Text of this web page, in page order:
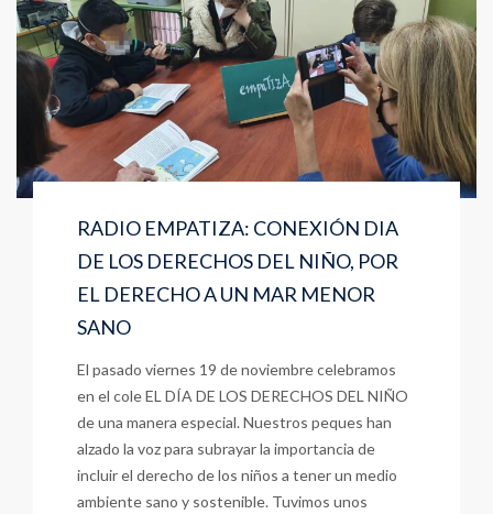
RADIO EMPATIZA: CONEXIÓN DIA
DE LOS DERECHOS DEL NIÑO, POR
EL DERECHO A UN MAR MENOR
SANO
El pasado viernes 19 de noviembre celebramos
en el cole EL DÍA DE LOS DERECHOS DEL NIÑO
de una manera especial. Nuestros peques han
alzado la voz para subrayar la importancia de
incluir el derecho de los niños a tener un medio
ambiente sano y sostenible. Tuvimos unos